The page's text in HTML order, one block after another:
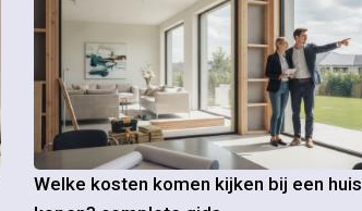
Welke kosten komen kijken bij een huis